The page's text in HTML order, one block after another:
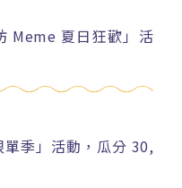
Meme 夏日狂歡」活
季」活動，瓜分 30,